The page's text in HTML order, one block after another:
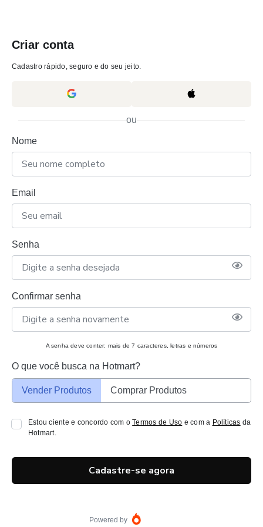
Criar conta
Cadastro rápido, seguro e do seu jeito.
ou
Nome
Email
Senha
Confirmar senha
A senha deve conter: mais de 7 caracteres, letras e números
O que você busca na Hotmart?
Vender Produtos Comprar Produtos
Estou ciente e concordo com oTermos de Uso e com a Políticas da
Hotmart.
Cadastre-se agora
Powered by